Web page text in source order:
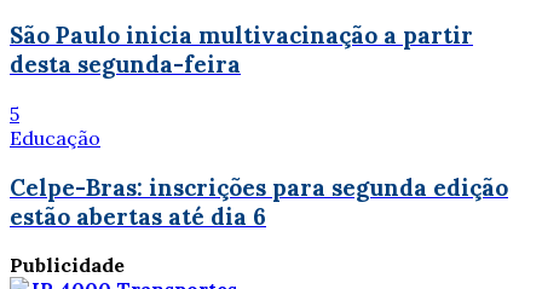
São Paulo inicia multivacinação a partir
desta segunda-feira
5
Educação
Celpe-Bras: inscrições para segunda edição
estão abertas até dia 6
Publicidade